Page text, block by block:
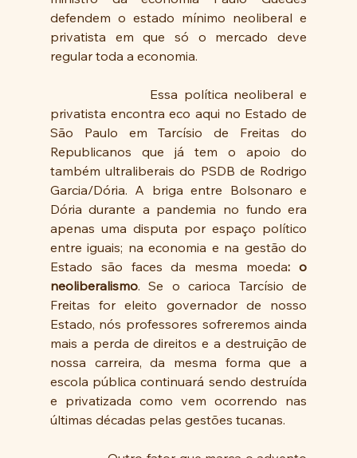
defendem o estado mínimo neoliberal e
privatista em que só o mercado deve
regular toda a economia.
privatista encontra eco aqui no Estado de
São Paulo em Tarcísio de Freitas do
Republicanos que já tem o apoio do
também ultraliberais do PSDB de Rodrigo
Garcia/Dória. A briga entre Bolsonaro e
Dória durante a pandemia no fundo era
apenas uma disputa por espaço político
entre iguais; na economia e na gestão do
Estado são faces da mesma moeda: o
neoliberalismo. Se o carioca Tarcísio de
Freitas for eleito governador de nosso
Estado, nós professores sofreremos ainda
mais a perda de direitos e a destruição de
nossa carreira, da mesma forma que a
escola pública continuará sendo destruída
e privatizada como vem ocorrendo nas
últimas décadas pelas gestões tucanas.